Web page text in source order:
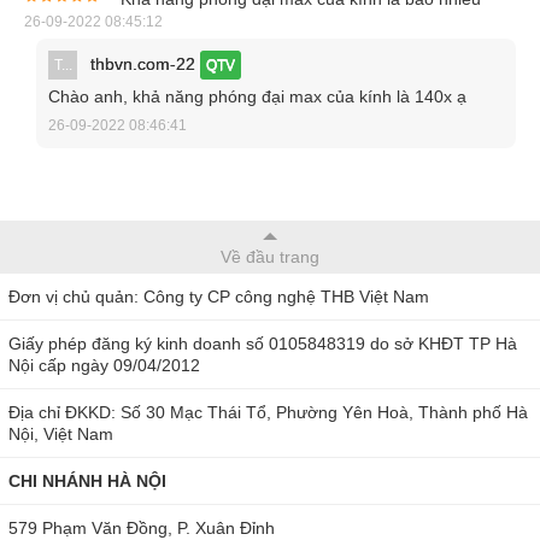
Nắp có thể hoán đổi cho nhau: Các nắp có thể hoán đổi
cho nhau khả năng thích ứng với nhiều ứng dụng với
ánh sáng hoặc giao diện đối tượng thay thế, chẳng hạn
như thế này nhưng không giới hạn ở ánh sáng khuếch
Kính hiển vi kỹ thuật số Dino-Lite AF4915ZTL
Tính năng của kính hiển vi AF4914ZTL
Điều khiển LED linh hoạt (FLC): Hoạt động với phần
26-09-2022 08:45:12
T... thbvn.com-22 QTV
Chào anh, khả năng phóng đại max của kính là 140x ạ
26-09-2022 08:46:41
Về đầu trang
Đơn vị chủ quản: Công ty CP công nghệ THB Việt Nam
Giấy phép đăng ký kinh doanh số 0105848319 do sở KHĐT TP Hà
Nội cấp ngày 09/04/2012
Địa chỉ ĐKKD: Số 30 Mạc Thái Tổ, Phường Yên Hoà, Thành phố Hà
Nội, Việt Nam
CHI NHÁNH HÀ NỘI
579 Phạm Văn Đồng, P. Xuân Đỉnh